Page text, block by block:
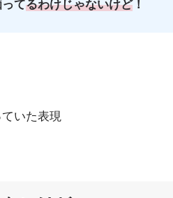
てるわけじゃないけど！
いた表現